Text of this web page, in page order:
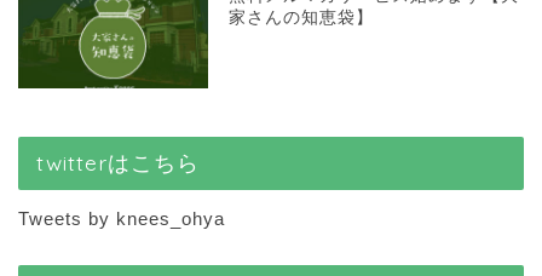
家さんの知恵袋】
twitterはこちら
Tweets by knees_ohya